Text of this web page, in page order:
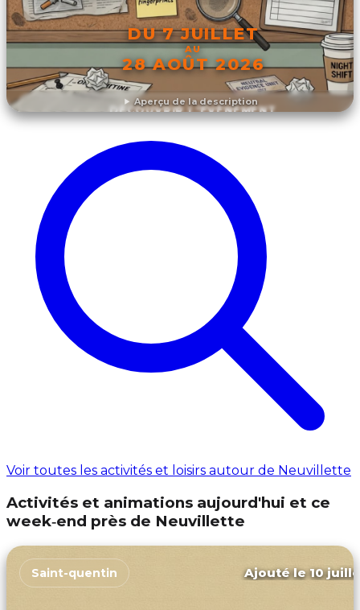
Aperçu de la description
DU 7 JUILLET
AU
28 AOÛT 2026
DÉCOUVRIR L'ÉVÉNEMENT
Voir toutes les activités et loisirs autour de Neuvillette
Activités et animations aujourd'hui et ce
week‑end près de Neuvillette
Saint-quentin Ajouté le 10